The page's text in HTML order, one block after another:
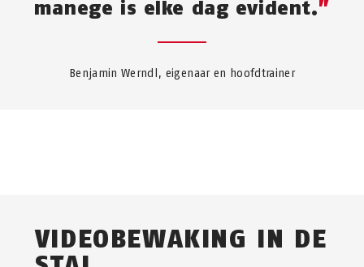
manege is elke dag evident.
Benjamin Werndl, eigenaar en hoofdtrainer
VIDEOBEWAKING IN DE